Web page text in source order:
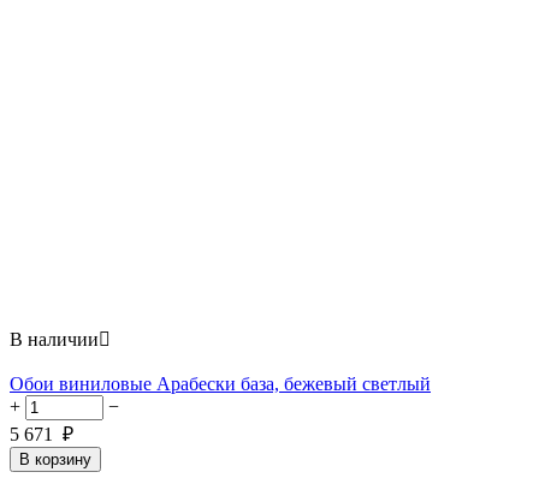
В наличии
Обои виниловые Арабески база, бежевый светлый
+
−
5 671 ₽
В корзину